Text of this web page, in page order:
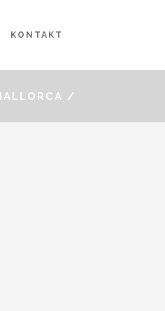
KONTAKT
/